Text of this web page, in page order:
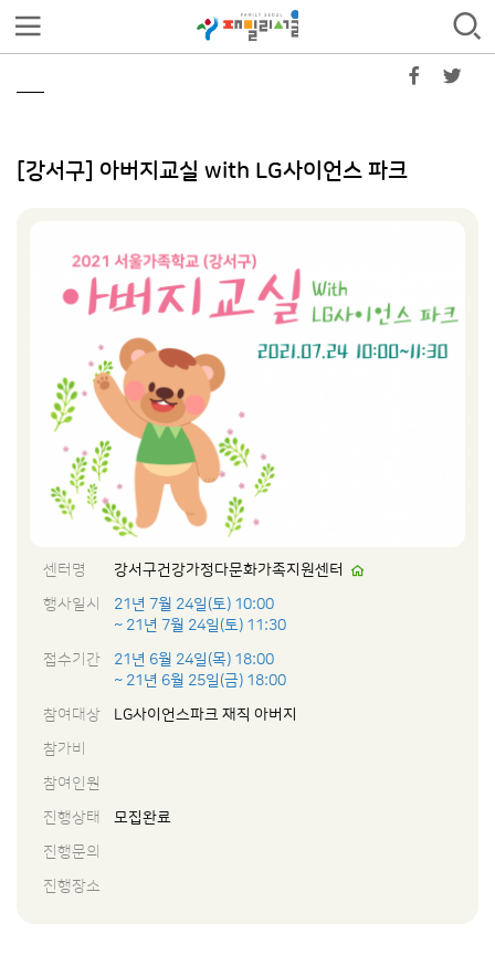
[강서구] 아버지교실 with LG사이언스 파크
센터명
강서구건강가정다문화가족지원센터
행사일시
21년 7월 24일(토) 10:00
~ 21년 7월 24일(토) 11:30
접수기간
21년 6월 24일(목) 18:00
~ 21년 6월 25일(금) 18:00
참여대상
LG사이언스파크 재직 아버지
참가비
참여인원
진행상태
모집완료
진행문의
진행장소